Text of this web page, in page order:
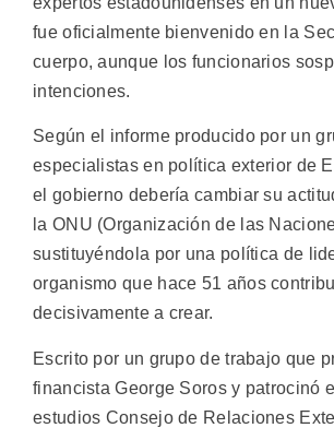
fue oficialmente bienvenido en la
cuerpo, aunque los funcionarios
intenciones.
Según el informe producido por un
especialistas en política exterior de
el gobierno debería cambiar su
la ONU (Organización de las
sustituyéndola por una política de
organismo que hace 51 años
decisivamente a crear.
Escrito por un grupo de trabajo que
financista George Soros y patrocinó
estudios Consejo de Relaciones